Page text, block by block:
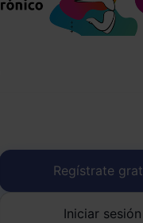
Regístrate
Iniciar sesión